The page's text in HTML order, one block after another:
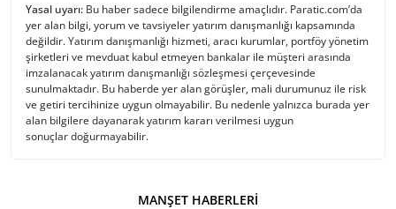
Yasal uyarı: Bu haber sadece bilgilendirme amaçlıdır. Paratic.com’da
yer alan bilgi, yorum ve tavsiyeler yatırım danışmanlığı kapsamında
değildir. Yatırım danışmanlığı hizmeti, aracı kurumlar, portföy yönetim
şirketleri ve mevduat kabul etmeyen bankalar ile müşteri arasında
imzalanacak yatırım danışmanlığı sözleşmesi çerçevesinde
sunulmaktadır. Bu haberde yer alan görüşler, mali durumunuz ile risk
ve getiri tercihinize uygun olmayabilir. Bu nedenle yalnızca burada yer
alan bilgilere dayanarak yatırım kararı verilmesi uygun
sonuçlar doğurmayabilir.
MANŞET HABERLERI